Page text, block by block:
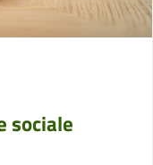
sociale